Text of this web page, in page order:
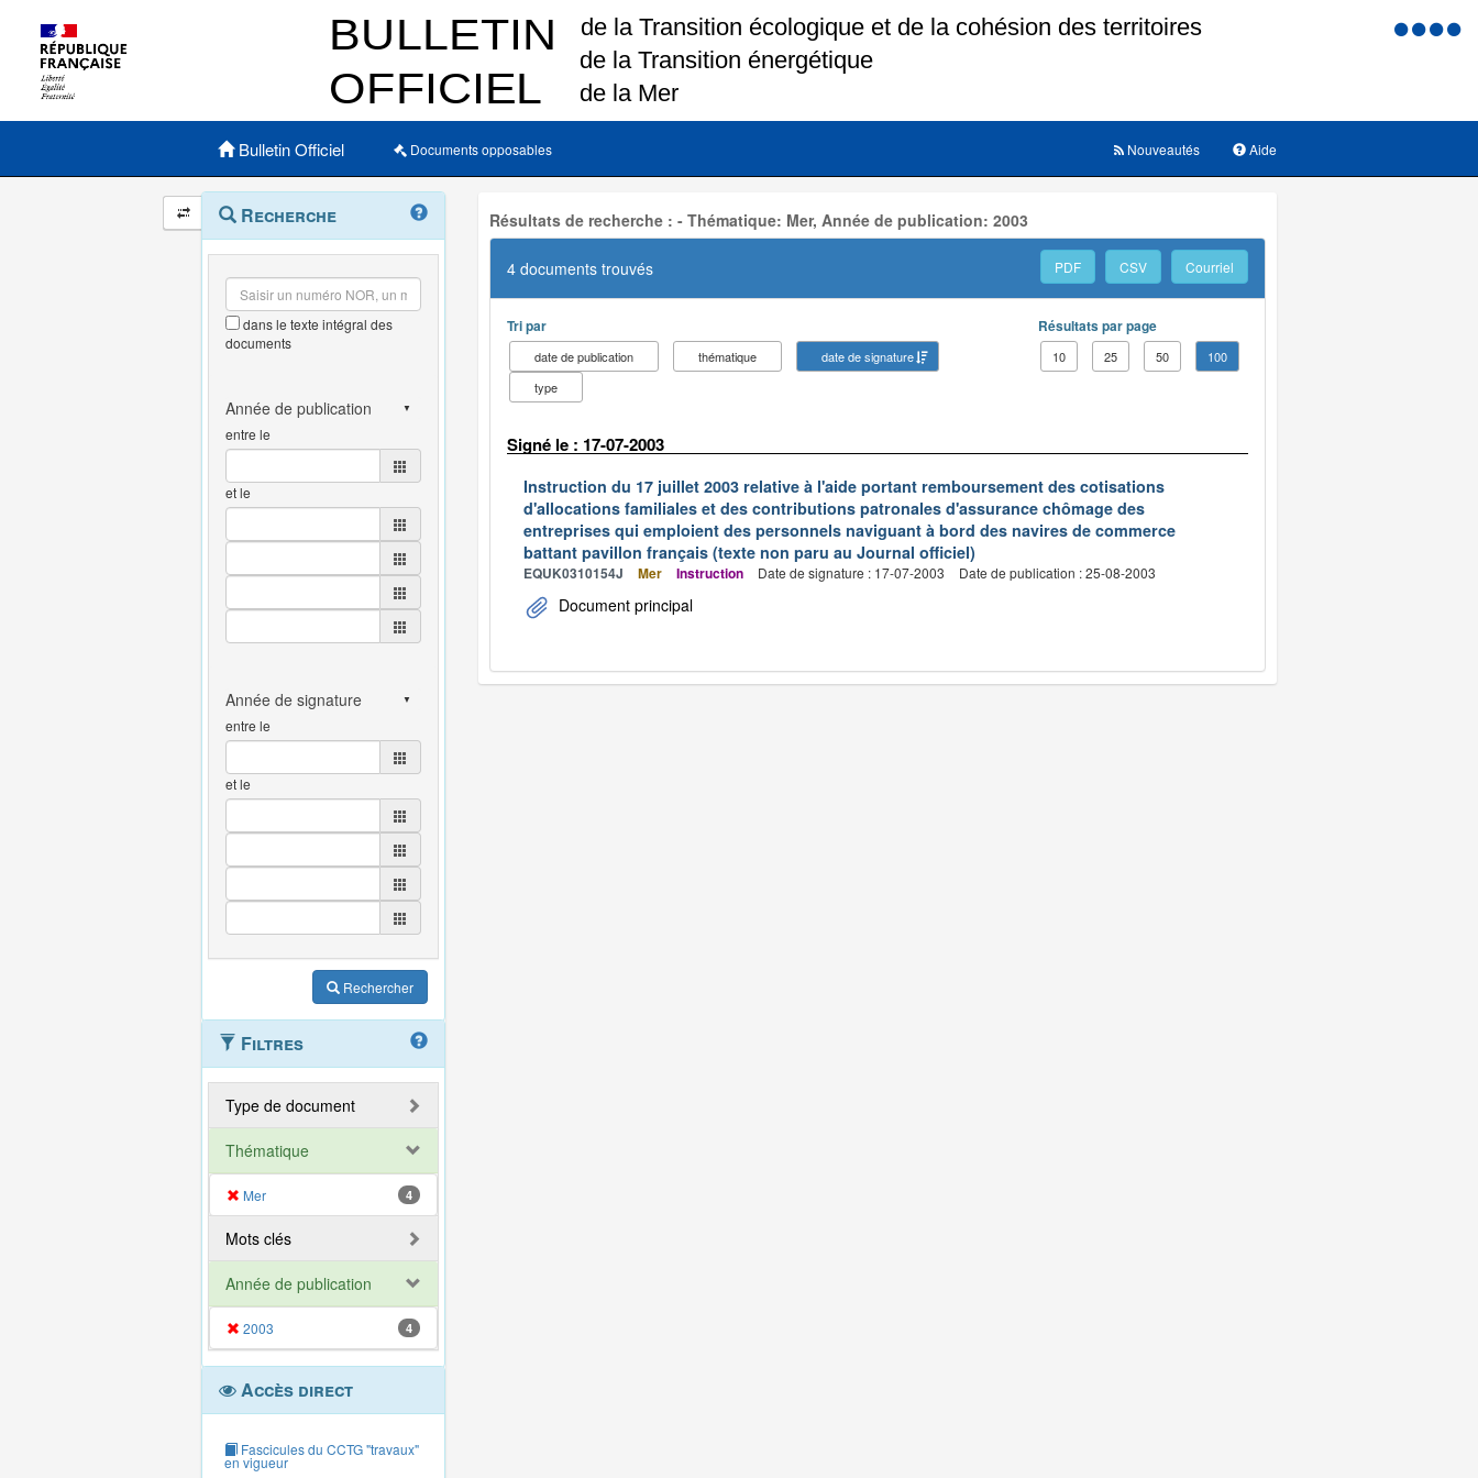
Menu
Menu principal
Bulletin Officiel Documents opposables Aide
Nouveautés
Navigation
et
outils
annexes
Menu
contextuel
Recherche
dans le texte intégral des
documents
entre le
et le
entre le
et le
Rechercher
Filtres
Type de document
Thématique
Mer 4
Mots clés
Année de publication
2003 4
Accès direct
Fascicules du CCTG "travaux"
en vigueur
Résultats de recherche : - Thématique: Mer, Année de publication: 2003
4 documents trouvés PDF CSV Courriel
Tri par
date de publication thématique
date de signature
type
Résultats par page
10 25 50 100
Signé le : 17-07-2003
Instruction du 17 juillet 2003 relative à l'aide portant remboursement des cotisations
d'allocations familiales et des contributions patronales d'assurance chômage des
entreprises qui emploient des personnels naviguant à bord des navires de commerce
battant pavillon français (texte non paru au Journal officiel)
EQUK0310154J Mer Instruction Date de signature : 17-07-2003 Date de publication : 25-08-2003
Document principal